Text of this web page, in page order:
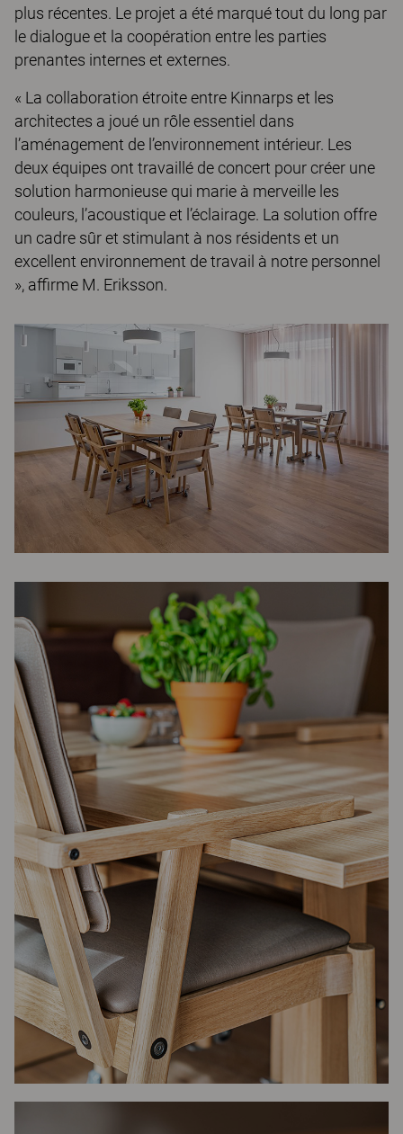
plus récentes. Le projet a été marqué tout du long par
le dialogue et la coopération entre les parties
prenantes internes et externes.
« La collaboration étroite entre Kinnarps et les
architectes a joué un rôle essentiel dans
l’aménagement de l’environnement intérieur. Les
deux équipes ont travaillé de concert pour créer une
solution harmonieuse qui marie à merveille les
couleurs, l’acoustique et l’éclairage. La solution offre
un cadre sûr et stimulant à nos résidents et un
excellent environnement de travail à notre personnel
», affirme M. Eriksson.